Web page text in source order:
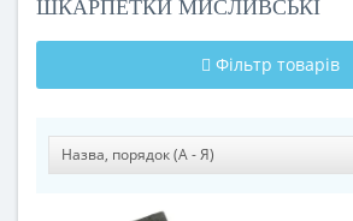
ШКАРПЕТКИ МИСЛИВСЬКІ
Фільтр товарів